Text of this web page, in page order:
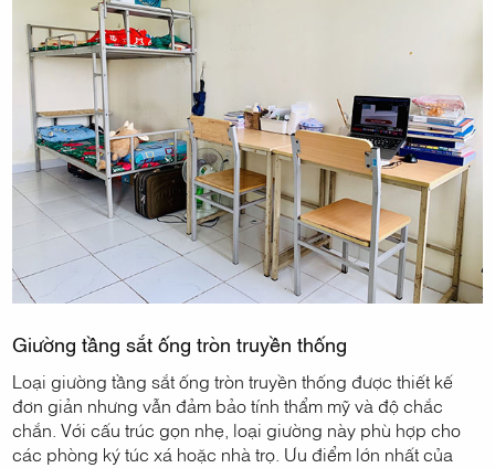
Giường tầng sắt ống tròn truyền thống
Loại giường tầng sắt ống tròn truyền thống được thiết kế
đơn giản nhưng vẫn đảm bảo tính thẩm mỹ và độ chắc
chắn. Với cấu trúc gọn nhẹ, loại giường này phù hợp cho
các phòng ký túc xá hoặc nhà trọ. Ưu điểm lớn nhất của